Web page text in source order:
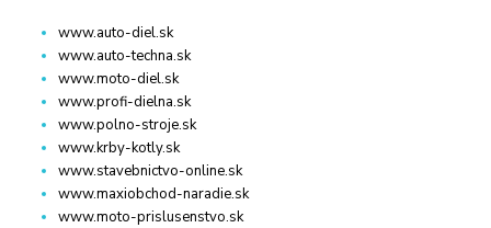
www.auto-diel.sk
www.auto-techna.sk
www.moto-diel.sk
www.profi-dielna.sk
www.polno-stroje.sk
www.krby-kotly.sk
www.stavebnictvo-online.sk
www.maxiobchod-naradie.sk
www.moto-prislusenstvo.sk